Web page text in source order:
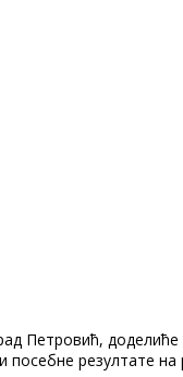
Петровић,
посебне резултате